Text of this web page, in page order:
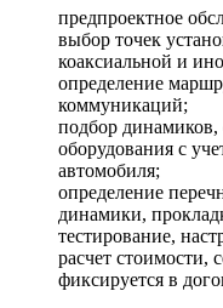
предпроектное
выбор точек
коаксиальной и
определение
коммуникаций;
подбор динамиков,
оборудования с
автомобиля;
определение
динамики,
тестирование,
расчет стоимости,
фиксируется в